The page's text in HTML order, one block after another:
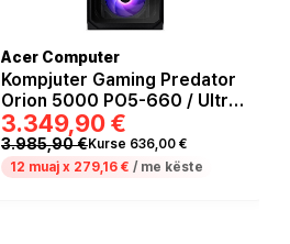
Acer Computer
Kompjuter Gaming Predator
Orion 5000 PO5-660 / Ultra
7 265F / 64GB DDR5 / 4TB /
RTX 5080 - Zezë
3.349,90 €
3.985,90 €Kurse 636,00 €
12 muaj x 279,16 € / me këste